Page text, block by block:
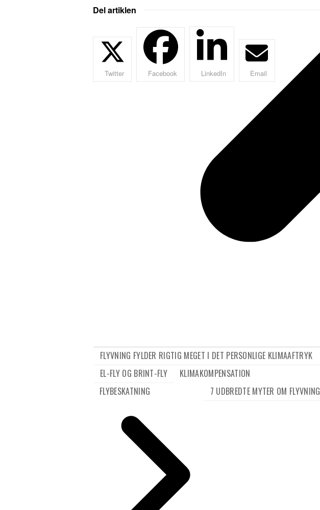
FLYVNING FYLDER RIGTIG MEGET I DET PERSONLIGE KLIMAAFTRYK
EL-FLY OG BRINT-FLY
KLIMAKOMPENSATION
FLYBESKATNING
7 UDBREDTE MYTER OM FLYVNING
Del artiklen
Twitter Facebook LinkedIn Email